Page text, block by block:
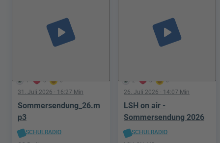
1 0 0
play_arrow
31. Juli 2026 · 16:27 Min
Sommersendung_26.m
p3
SCHULRADIO
2 3 0
play_arrow
26. Juli 2026 · 14:07 Min
LSH on air -
Sommersendung 2026
SCHULRADIO